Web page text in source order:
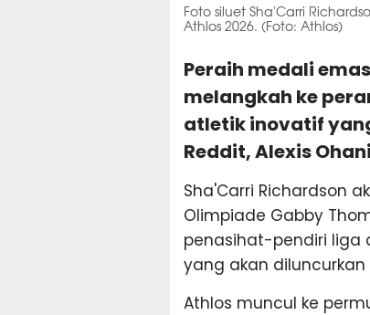
Foto siluet Sha'Carri
Athlos 2026. (Foto: Athlos)
Peraih medali
melangkah ke
atletik inovatif
Reddit, Alexis
Sha'Carri Richardson
Olimpiade Gabby
penasihat-pendiri liga
yang akan diluncurkan
Athlos muncul ke